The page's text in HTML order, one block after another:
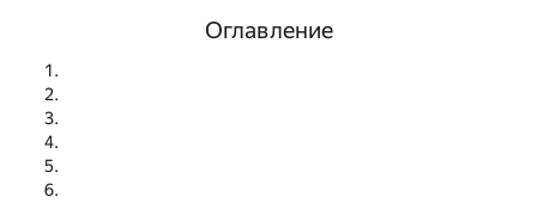
Оглавление